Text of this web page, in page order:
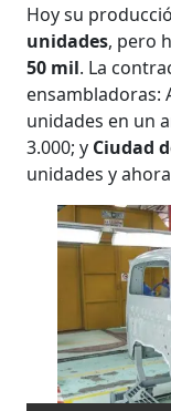
Hoy su
unidades, pero
50 mil. La
ensambladoras:
unidades en un
3.000; y Ciudad
unidades y